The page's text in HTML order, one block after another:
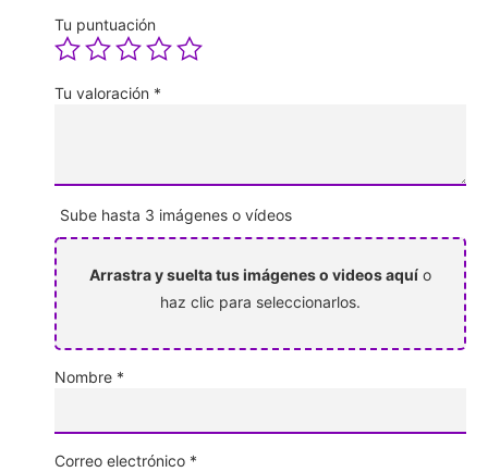
Tu puntuación
Tu valoración *
Sube hasta 3 imágenes o vídeos
Arrastra y suelta tus imágenes o videos aquí o
haz clic para seleccionarlos.
Nombre *
Correo electrónico *